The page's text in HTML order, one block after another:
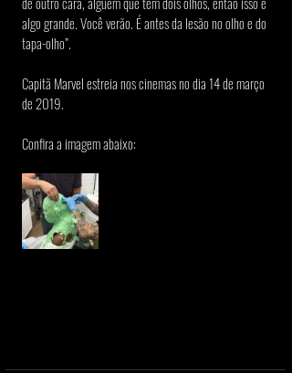
algo grande. Você verão. É antes da lesão no olho e do
tapa-olho”.
Capitã Marvel estreia nos cinemas no dia 14 de março
de 2019.
Confira a imagem abaixo: